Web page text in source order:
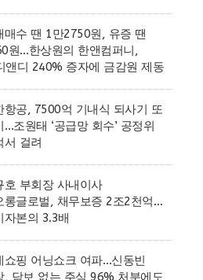
매수 땐 1만2750원, 유증 땐
원…한상원의 한앤컴퍼니,
앤디 240% 증자에 금감원 제동
항공, 7500억 기내식 되사기 또
…조원태 ‘공급망 회수’ 공정위
서 걸려
호 부회장 사내이사
롱글로벌, 채무보증 2조2천억…
자본의 3.3배
쇼핑 어닝쇼크 여파…신동빈
, 담보 없는 주식 96% 처분에도